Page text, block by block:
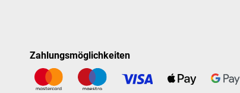
Zahlungsmöglichkeiten